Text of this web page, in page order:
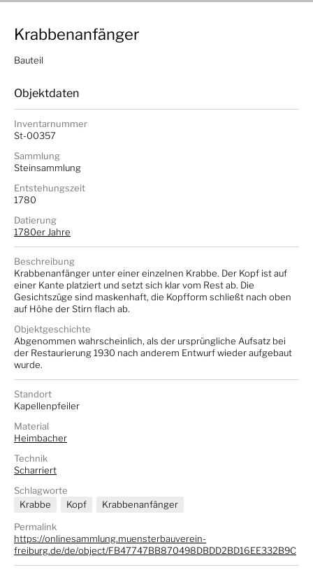
Krabbenanfänger
Bauteil
Objektdaten
Inventarnummer
St-00357
Sammlung
Steinsammlung
Entstehungszeit
1780
Datierung
1780er Jahre
Beschreibung
Krabbenanfänger unter einer einzelnen Krabbe. Der Kopf ist auf
einer Kante platziert und setzt sich klar vom Rest ab. Die
Gesichtszüge sind maskenhaft, die Kopfform schließt nach oben
auf Höhe der Stirn flach ab.
Objektgeschichte
Abgenommen wahrscheinlich, als der ursprüngliche Aufsatz bei
der Restaurierung 1930 nach anderem Entwurf wieder aufgebaut
wurde.
Standort
Kapellenpfeiler
Material
Heimbacher
Technik
Scharriert
Schlagworte
Krabbe
Kopf
Krabbenanfänger
Permalink
https://onlinesammlung.muensterbauverein-
freiburg.de/de/object/FB47747BB870498DBDD2BD16EE332B9C